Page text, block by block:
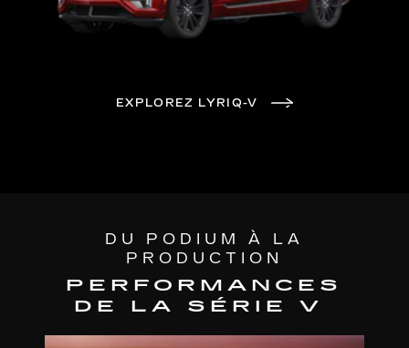
EXPLOREZ LYRIQ-V
DU PODIUM À LA
PRODUCTION
PERFORMANCES
DE LA SÉRIE V